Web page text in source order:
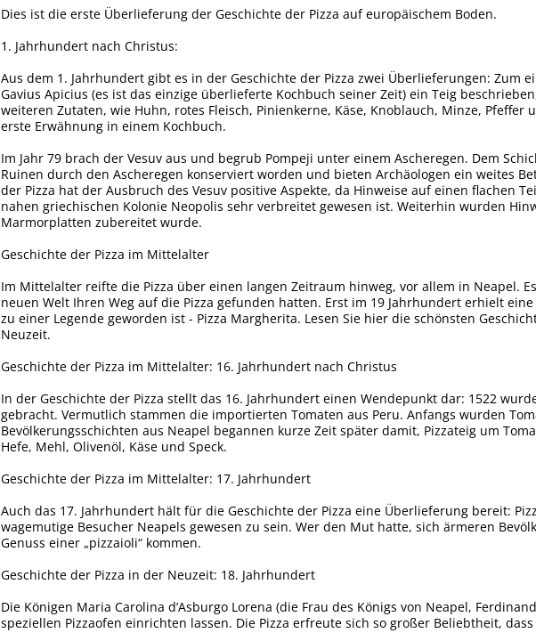
Dies ist die erste Überlieferung der Geschichte der Pizza auf europäischem Boden.
1. Jahrhundert nach Christus:
Aus dem 1. Jahrhundert gibt es in der Geschichte der Pizza zwei Überlieferungen: Zum
Gavius Apicius (es ist das einzige überlieferte Kochbuch seiner Zeit) ein Teig
weiteren Zutaten, wie Huhn, rotes Fleisch, Pinienkerne, Käse, Knoblauch, Minze,
erste Erwähnung in einem Kochbuch.
Im Jahr 79 brach der Vesuv aus und begrub Pompeji unter einem Ascheregen. Dem
Ruinen durch den Ascheregen konserviert worden und bieten Archäologen ein weites
der Pizza hat der Ausbruch des Vesuv positive Aspekte, da Hinweise auf einen flachen
nahen griechischen Kolonie Neopolis sehr verbreitet gewesen ist. Weiterhin wurden
Marmorplatten zubereitet wurde.
Geschichte der Pizza im Mittelalter
Im Mittelalter reifte die Pizza über einen langen Zeitraum hinweg, vor allem in Neapel.
neuen Welt Ihren Weg auf die Pizza gefunden hatten. Erst im 19 Jahrhundert erhielt
zu einer Legende geworden ist - Pizza Margherita. Lesen Sie hier die schönsten
Neuzeit.
Geschichte der Pizza im Mittelalter: 16. Jahrhundert nach Christus
In der Geschichte der Pizza stellt das 16. Jahrhundert einen Wendepunkt dar: 1522
gebracht. Vermutlich stammen die importierten Tomaten aus Peru. Anfangs wurden
Bevölkerungsschichten aus Neapel begannen kurze Zeit später damit, Pizzateig um
Hefe, Mehl, Olivenöl, Käse und Speck.
Geschichte der Pizza im Mittelalter: 17. Jahrhundert
Auch das 17. Jahrhundert hält für die Geschichte der Pizza eine Überlieferung bereit:
wagemutige Besucher Neapels gewesen zu sein. Wer den Mut hatte, sich ärmeren
Genuss einer „pizzaioli“ kommen.
Geschichte der Pizza in der Neuzeit: 18. Jahrhundert
Die Königen Maria Carolina d’Asburgo Lorena (die Frau des Königs von Neapel,
speziellen Pizzaofen einrichten lassen. Die Pizza erfreute sich so großer Beliebtheit,